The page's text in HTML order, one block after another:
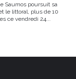
Saumos poursuit sa
le littoral, plus de 10
ce vendredi 24...